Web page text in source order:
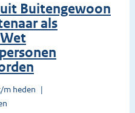
Buitengewoon
als
heden